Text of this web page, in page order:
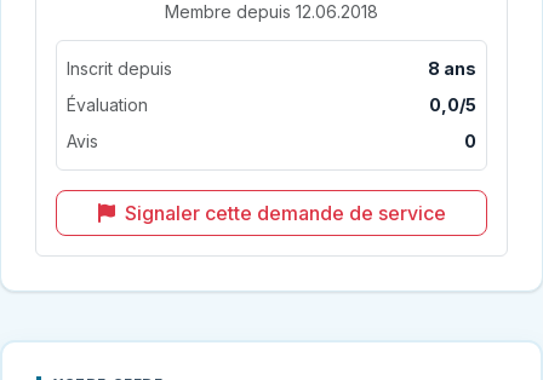
Membre depuis 12.06.2018
Inscrit depuis
8 ans
Évaluation
0,0/5
Avis
0
Signaler cette demande de service